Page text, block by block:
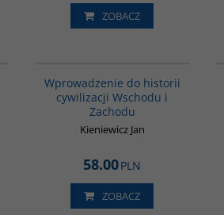
ZOBACZ
Wprowadzenie do historii
cywilizacji Wschodu i
Zachodu
Kieniewicz Jan
58.00PLN
ZOBACZ